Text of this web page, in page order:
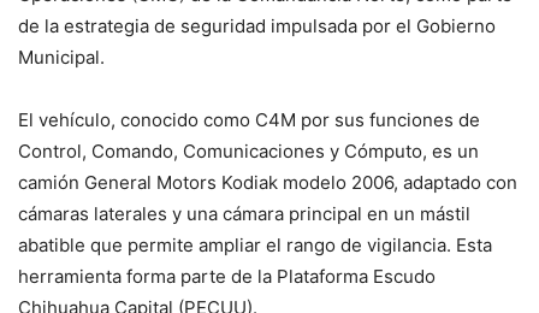
de la estrategia de seguridad impulsada por el Gobierno
Municipal.
El vehículo, conocido como C4M por sus funciones de
Control, Comando, Comunicaciones y Cómputo, es un
camión General Motors Kodiak modelo 2006, adaptado con
cámaras laterales y una cámara principal en un mástil
abatible que permite ampliar el rango de vigilancia. Esta
herramienta forma parte de la Plataforma Escudo
Chihuahua Capital (PECUU).